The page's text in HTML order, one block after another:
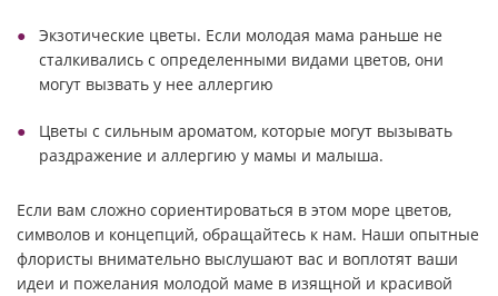
Экзотические цветы. Если молодая мама раньше не
сталкивались с определенными видами цветов, они
могут вызвать у нее аллергию
Цветы с сильным ароматом, которые могут вызывать
раздражение и аллергию у мамы и малыша.
Если вам сложно сориентироваться в этом море цветов,
символов и концепций, обращайтесь к нам. Наши опытные
флористы внимательно выслушают вас и воплотят ваши
идеи и пожелания молодой маме в изящной и красивой